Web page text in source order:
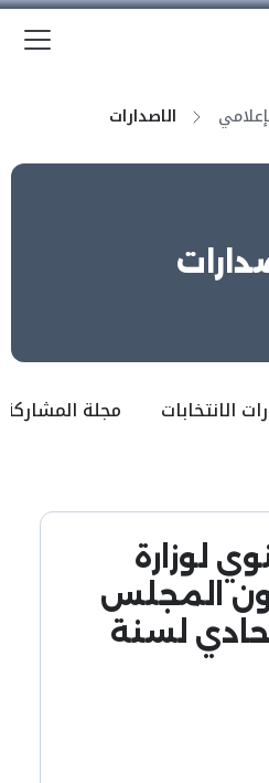
الاصدارات
الانتخابات مجلة
لوزارة
المجلس
لسنة